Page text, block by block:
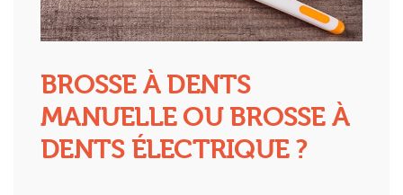
BROSSE À DENTS
MANUELLE OU BROSSE À
DENTS ÉLECTRIQUE ?